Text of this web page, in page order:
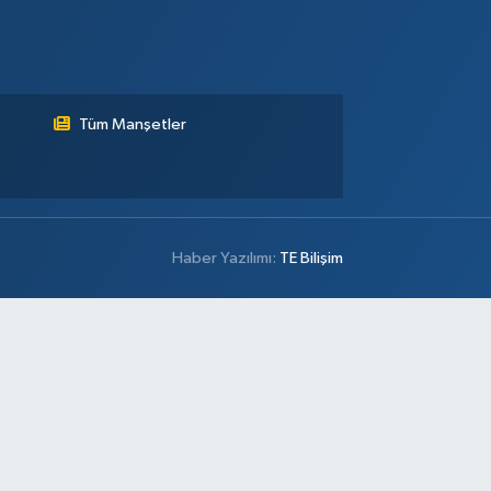
Tüm Manşetler
Haber Yazılımı: TE Bilişim